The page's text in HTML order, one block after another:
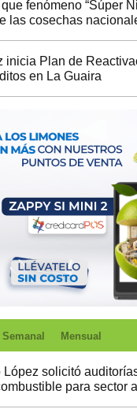
fenómeno “Súper
las cosechas
inicia Plan de
en La Guaira
Semanal Mensual
López solicitó
para sector